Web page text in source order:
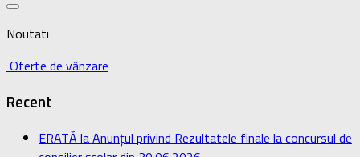
Noutati
Oferte de vânzare
Recent
ERATĂ la Anunțul privind Rezultatele finale la concursul de